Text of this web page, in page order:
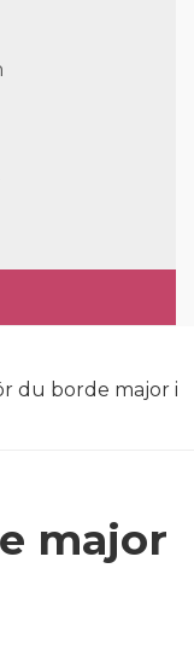
du borde major i
major